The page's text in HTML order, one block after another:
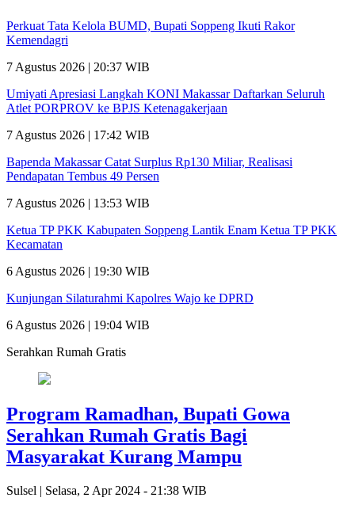
Perkuat Tata Kelola BUMD, Bupati Soppeng Ikuti Rakor
Kemendagri
7 Agustus 2026 | 20:37 WIB
Umiyati Apresiasi Langkah KONI Makassar Daftarkan Seluruh
Atlet PORPROV ke BPJS Ketenagakerjaan
7 Agustus 2026 | 17:42 WIB
Bapenda Makassar Catat Surplus Rp130 Miliar, Realisasi
Pendapatan Tembus 49 Persen
7 Agustus 2026 | 13:53 WIB
Ketua TP PKK Kabupaten Soppeng Lantik Enam Ketua TP PKK
Kecamatan
6 Agustus 2026 | 19:30 WIB
Kunjungan Silaturahmi Kapolres Wajo ke DPRD
6 Agustus 2026 | 19:04 WIB
Serahkan Rumah Gratis
Program Ramadhan, Bupati Gowa
Serahkan Rumah Gratis Bagi
Masyarakat Kurang Mampu
Sulsel | Selasa, 2 Apr 2024 - 21:38 WIB